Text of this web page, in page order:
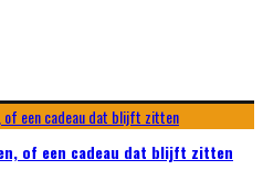
of een cadeau dat blijft zitten